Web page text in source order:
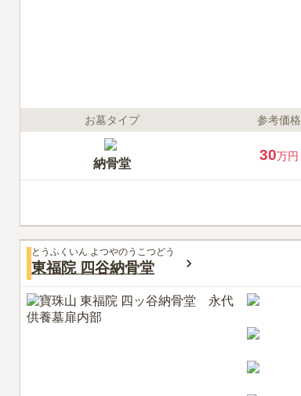
お墓タイプ 参考価格
納骨堂
30万円
とうふくいん よつやのうこつどう
東福院 四谷納骨堂